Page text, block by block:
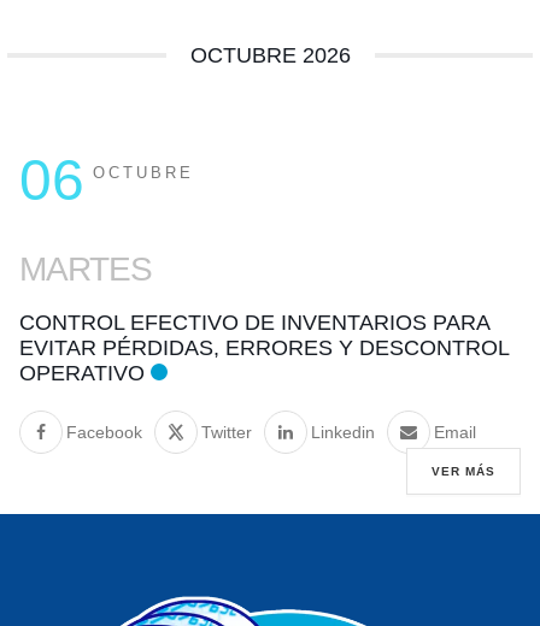
OCTUBRE 2026
06 OCTUBRE
MARTES
CONTROL EFECTIVO DE INVENTARIOS PARA
EVITAR PÉRDIDAS, ERRORES Y DESCONTROL
OPERATIVO
Facebook Twitter Linkedin Email
VER MÁS